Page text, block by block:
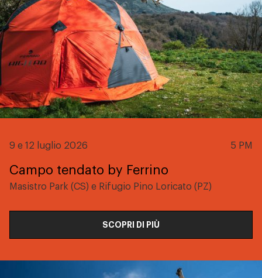
9 e 12 luglio 2026 5 PM
Campo tendato by Ferrino
Masistro Park (CS) e Rifugio Pino Loricato (PZ)
SCOPRI DI PIÙ